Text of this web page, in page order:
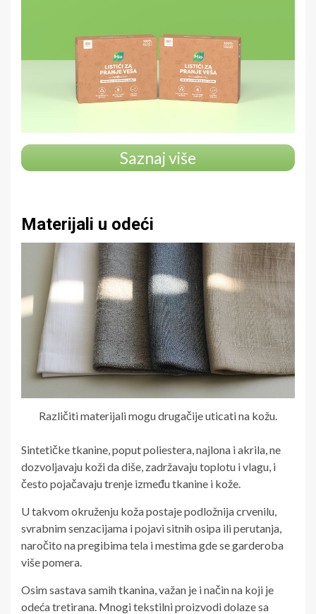
Saznaj više
Materijali u odeći
Različiti materijali mogu drugačije uticati na kožu.
Sintetičke tkanine, poput poliestera, najlona i akrila, ne
dozvoljavaju koži da diše, zadržavaju toplotu i vlagu, i
često pojačavaju trenje između tkanine i kože.
U takvom okruženju koža postaje podložnija crvenilu,
svrabnim senzacijama i pojavi sitnih osipa ili perutanja,
naročito na pregibima tela i mestima gde se garderoba
više pomera.
Osim sastava samih tkanina, važan je i način na koji je
odeća tretirana. Mnogi tekstilni proizvodi dolaze sa